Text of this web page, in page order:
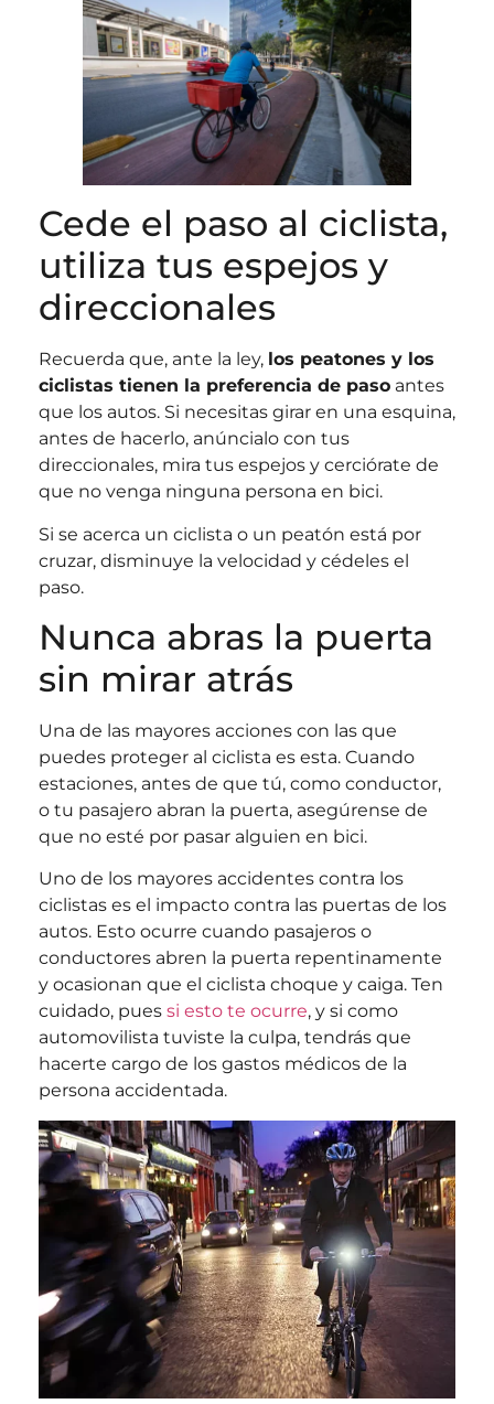
Cede el paso al ciclista,
utiliza tus espejos y
direccionales
Recuerda que, ante la ley, los peatones y los
ciclistas tienen la preferencia de paso antes
que los autos. Si necesitas girar en una esquina,
antes de hacerlo, anúncialo con tus
direccionales, mira tus espejos y cerciórate de
que no venga ninguna persona en bici.
Si se acerca un ciclista o un peatón está por
cruzar, disminuye la velocidad y cédeles el
paso.
Nunca abras la puerta
sin mirar atrás
Una de las mayores acciones con las que
puedes proteger al ciclista es esta. Cuando
estaciones, antes de que tú, como conductor,
o tu pasajero abran la puerta, asegúrense de
que no esté por pasar alguien en bici.
Uno de los mayores accidentes contra los
ciclistas es el impacto contra las puertas de los
autos. Esto ocurre cuando pasajeros o
conductores abren la puerta repentinamente
y ocasionan que el ciclista choque y caiga. Ten
cuidado, pues si esto te ocurre, y si como
automovilista tuviste la culpa, tendrás que
hacerte cargo de los gastos médicos de la
persona accidentada.